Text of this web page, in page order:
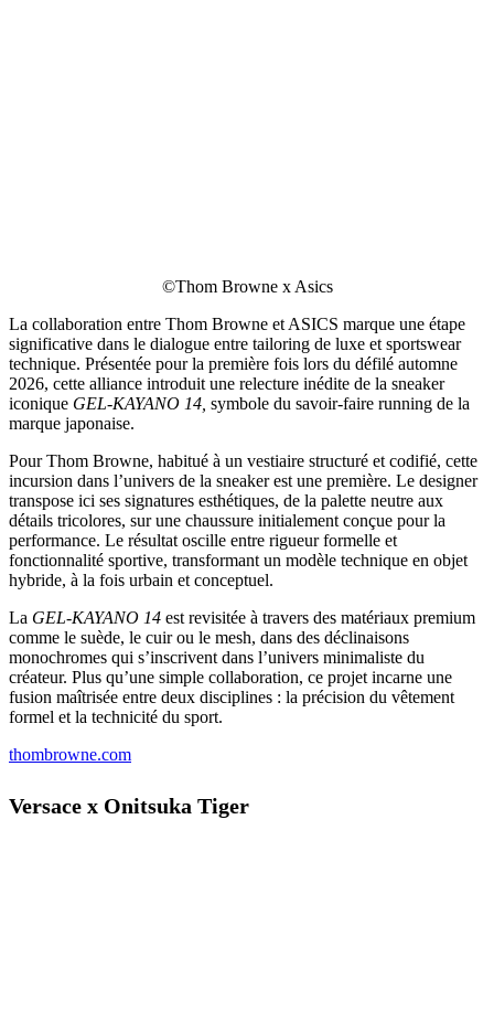
©Thom Browne x Asics
La collaboration entre Thom Browne et ASICS marque une étape
significative dans le dialogue entre tailoring de luxe et sportswear
technique. Présentée pour la première fois lors du défilé automne
2026, cette alliance introduit une relecture inédite de la sneaker
iconique GEL-KAYANO 14, symbole du savoir-faire running de la
marque japonaise.
Pour Thom Browne, habitué à un vestiaire structuré et codifié, cette
incursion dans l’univers de la sneaker est une première. Le designer
transpose ici ses signatures esthétiques, de la palette neutre aux
détails tricolores, sur une chaussure initialement conçue pour la
performance. Le résultat oscille entre rigueur formelle et
fonctionnalité sportive, transformant un modèle technique en objet
hybride, à la fois urbain et conceptuel.
La GEL-KAYANO 14 est revisitée à travers des matériaux premium
comme le suède, le cuir ou le mesh, dans des déclinaisons
monochromes qui s’inscrivent dans l’univers minimaliste du
créateur. Plus qu’une simple collaboration, ce projet incarne une
fusion maîtrisée entre deux disciplines : la précision du vêtement
formel et la technicité du sport.
thombrowne.com
Versace x Onitsuka Tiger